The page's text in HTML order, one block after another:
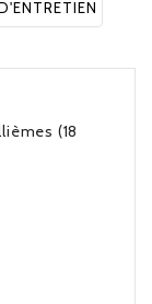
(18